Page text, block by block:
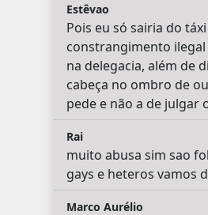
Estêvao
Pois eu só sairia do
constrangimento ilegal
na delegacia, além de
cabeça no ombro de
pede e não a de julgar
Rai
muito abusa sim sao
gays e heteros vamos
Marco Aurélio